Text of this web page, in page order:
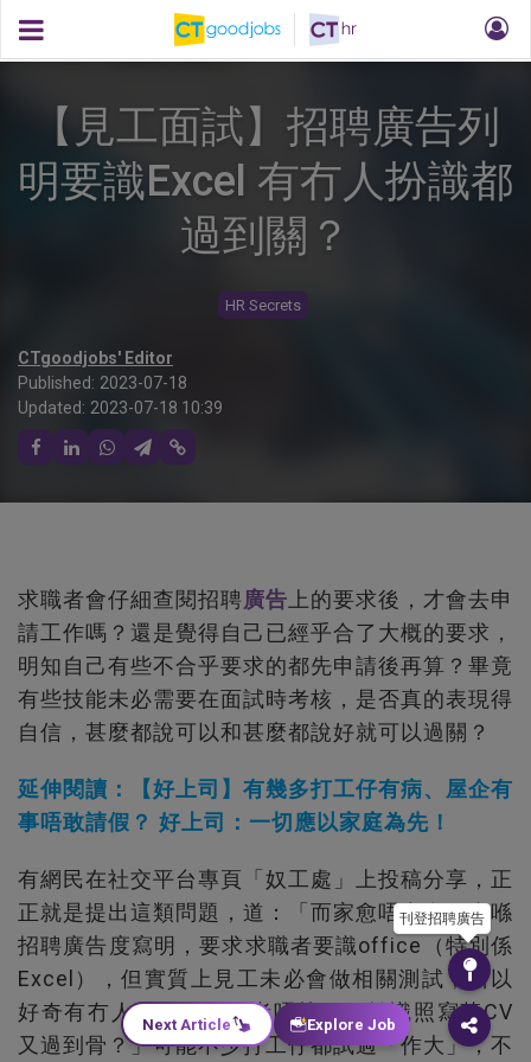
【見工面試】招聘廣告列
明要識Excel 有冇人扮識都
過到關？
HR Secrets
CTgoodjobs' Editor
Published: 2023-07-18
Updated: 2023-07-18 10:39
求職者會仔細查閱招聘廣告 上的要求後，才會去申
請工作嗎？還是覺得自己已經乎合了大概的要求，
明知自己有些不合乎要求的都先申請後再算？畢竟
有些技能未必需要在面試時考核，是否真的表現得
自信，甚麼都說可以和甚麼都說好就可以過關？
延伸閱讀：【好上司】有幾多打工仔有病、屋企有
事唔敢請假？ 好上司：一切應以家庭為先！
有網民在社交平台專頁「奴工處」上投稿分享，正
正就是提出這類問題，道：「而家愈唔愈多工會喺
招聘廣告度寫明，要求求職者要識office（特別係
Excel），但實質上見工未必會做相關測試，所以
好奇有冇人明明唔識或者唔熟，但扮識照寫落CV
又過到骨？」可能不少打工仔都試過「作大」，不
刊登招聘廣告
Next Article Explore Job